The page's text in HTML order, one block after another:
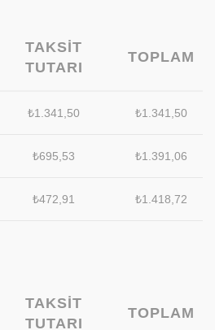
TAKSIT
TUTARI
TOPLAM
₺1.341,50 ₺1.341,50
₺695,53 ₺1.391,06
₺472,91 ₺1.418,72
TAKSIT
TUTARI
TOPLAM